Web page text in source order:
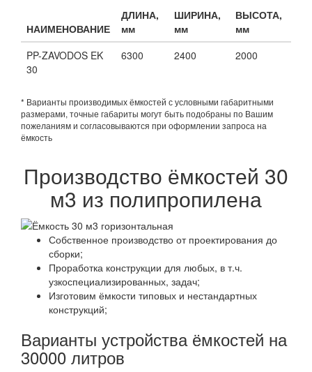
НАИМЕНОВАНИЕ
ДЛИНА,
мм
ШИРИНА,
мм
ВЫСОТА,
мм
PP-ZAVODOS EK
30
6300 2400 2000
* Варианты производимых ёмкостей с условными габаритными
размерами, точные габариты могут быть подобраны по Вашим
пожеланиям и согласовываются при оформлении запроса на
ёмкость
Производство ёмкостей 30
м3 из полипропилена
Собственное производство от проектирования до
сборки;
Проработка конструкции для любых, в т.ч.
узкоспециализированных, задач;
Изготовим ёмкости типовых и нестандартных
конструкций;
Варианты устройства ёмкостей на
30000 литров